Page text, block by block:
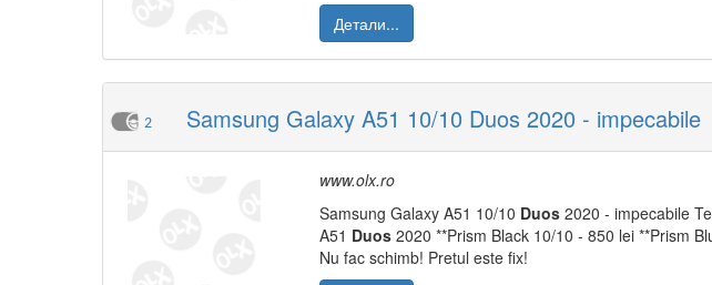
Детали...
2 Samsung Galaxy A51 10/10 Duos 2020 - impecabile
www.olx.ro
Samsung Galaxy A51 10/10 Duos 2020 - impecabile
A51 Duos 2020 **Prism Black 10/10 - 850 lei **Prism
Nu fac schimb! Pretul este fix!